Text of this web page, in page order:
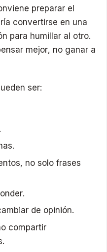
preparar el
convertirse en una
para humillar al otro.
mejor, no ganar a
ser:
no solo frases
de opinión.
compartir